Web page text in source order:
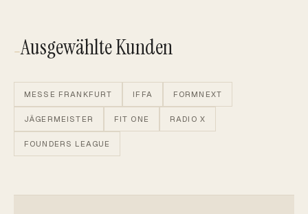
—Ausgewählte Kunden
MESSE FRANKFURT IFFA FORMNEXT
JÄGERMEISTER FIT ONE RADIO X
FOUNDERS LEAGUE